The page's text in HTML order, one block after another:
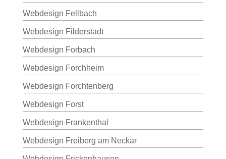
Webdesign Fellbach
Webdesign Filderstadt
Webdesign Forbach
Webdesign Forchheim
Webdesign Forchtenberg
Webdesign Forst
Webdesign Frankenthal
Webdesign Freiberg am Neckar